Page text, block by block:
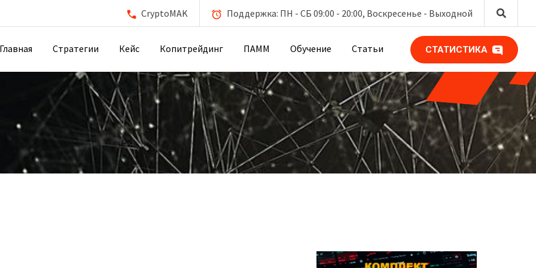
CryptoMAK Поддержка: ПН - СБ 09:00 - 20:00, Воскресенье - Выходной
Главная Стратегии Кейс Копитрейдинг ПАММ Обучение Статьи СТАТИСТИКА